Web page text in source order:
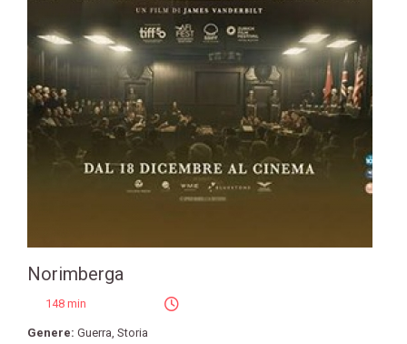
Norimberga
148 min
Genere: Guerra Storia